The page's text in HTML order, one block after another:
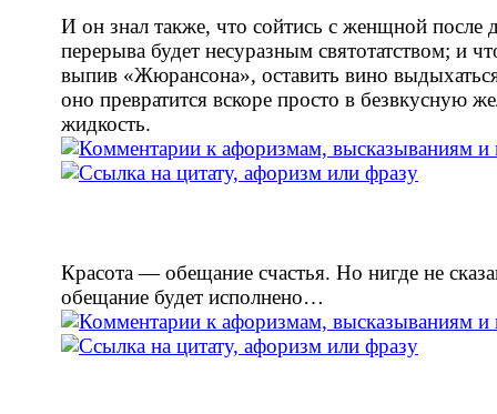
И он знал также, что сойтись с женщной после
перерыва будет несуразным святотатством; и
выпив «Жюрансона», оставить вино
оно превратится вскоре просто в безвкусную
жидкость.
Красота — обещание счастья. Но нигде не
обещание будет исполнено…